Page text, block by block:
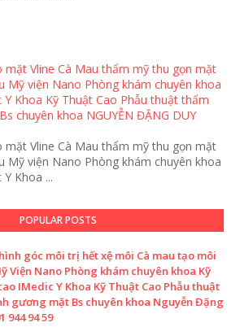
mặt Vline Cà Mau thẩm mỹ thu gọn mặt
Mỹ viện Nano Phòng khám chuyên khoa
Y Khoa Kỹ Thuật Cao Phẫu thuật thẩm
chuyên khoa NGUYỄN ĐẶNG DUY
mặt Vline Cà Mau thẩm mỹ thu gọn mặt
Mỹ viện Nano Phòng khám chuyên khoa
Khoa ...
POPULAR POSTS
góc môi trị hết xệ môi Cà mau tạo môi
Viện Nano Phòng khám chuyên khoa Kỹ
IMedic Y Khoa Kỹ Thuật Cao Phẫu thuật
gương mặt Bs chuyên khoa Nguyễn Đặng
944 94 59